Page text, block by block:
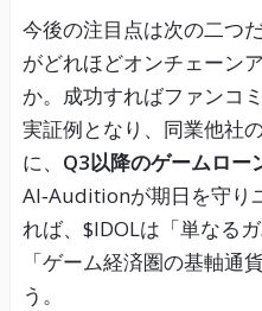
今後の注目点は次の二つだ
がどれほどオンチェーン
か。成功すればファンコ
実証例となり、同業他社
に、 Q3以降のゲームロー
AI‑Auditionが期日を守り
れば、$IDOLは「単なる
「ゲーム経済圏の基軸通
う。